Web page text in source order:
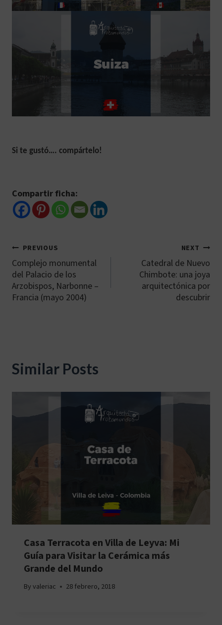
Si te gustó…. compártelo!
Compartir ficha:
Navegación
de
entradas
PREVIOUS
Complejo monumental
del Palacio de los
Arzobispos, Narbonne –
Francia (mayo 2004)
NEXT
Catedral de Nuevo
Chimbote: una joya
arquitectónica por
descubrir
Similar Posts
Casa Terracota en Villa de Leyva: Mi
Guía para Visitar la Cerámica más
Grande del Mundo
Byvaleriac 28 febrero, 2018